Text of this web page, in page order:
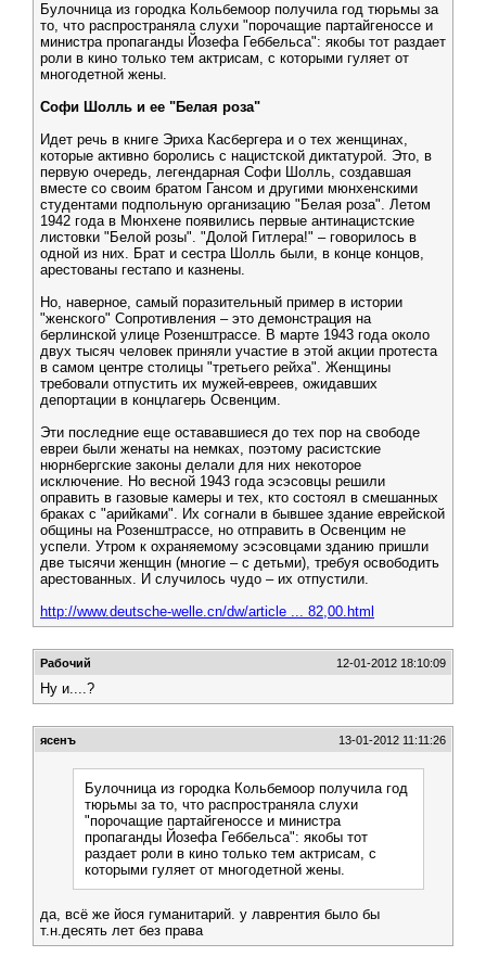
Булочница из городка Кольбемоор получила год тюрьмы за
то, что распространяла слухи "порочащие партайгеноссе и
министра пропаганды Йозефа Геббельса": якобы тот раздает
роли в кино только тем актрисам, с которыми гуляет от
многодетной жены.
Софи Шолль и ее "Белая роза"
Идет речь в книге Эриха Касбергера и о тех женщинах,
которые активно боролись с нацистской диктатурой. Это, в
первую очередь, легендарная Софи Шолль, создавшая
вместе со своим братом Гансом и другими мюнхенскими
студентами подпольную организацию "Белая роза". Летом
1942 года в Мюнхене появились первые антинацистские
листовки "Белой розы". "Долой Гитлера!" – говорилось в
одной из них. Брат и сестра Шолль были, в конце концов,
арестованы гестапо и казнены.
Но, наверное, самый поразительный пример в истории
"женского" Сопротивления – это демонстрация на
берлинской улице Розенштрассе. В марте 1943 года около
двух тысяч человек приняли участие в этой акции протеста
в самом центре столицы "третьего рейха". Женщины
требовали отпустить их мужей-евреев, ожидавших
депортации в концлагерь Освенцим.
Эти последние еще остававшиеся до тех пор на свободе
евреи были женаты на немках, поэтому расистские
нюрнбергские законы делали для них некоторое
исключение. Но весной 1943 года эсэсовцы решили
оправить в газовые камеры и тех, кто состоял в смешанных
браках с "арийками". Их согнали в бывшее здание еврейской
общины на Розенштрассе, но отправить в Освенцим не
успели. Утром к охраняемому эсэсовцами зданию пришли
две тысячи женщин (многие – с детьми), требуя освободить
арестованных. И случилось чудо – их отпустили.
http://www.deutsche-welle.cn/dw/article ... 82,00.html
Рабочий 12-01-2012 18:10:09
Ну и....?
ясенъ 13-01-2012 11:11:26
Булочница из городка Кольбемоор получила год
тюрьмы за то, что распространяла слухи
"порочащие партайгеноссе и министра
пропаганды Йозефа Геббельса": якобы тот
раздает роли в кино только тем актрисам, с
которыми гуляет от многодетной жены.
да, всё же йося гуманитарий. у лаврентия было бы
т.н.десять лет без права